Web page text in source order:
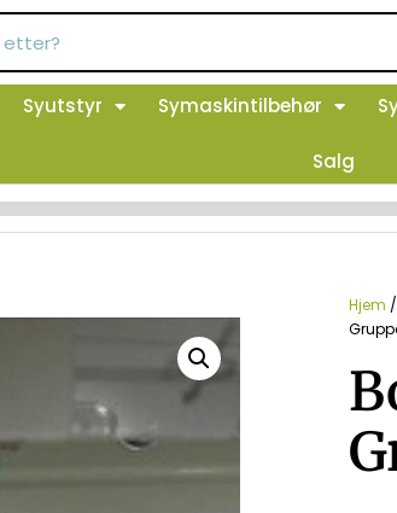
Syutstyr Symaskintilbehør
Salg
Hjem /